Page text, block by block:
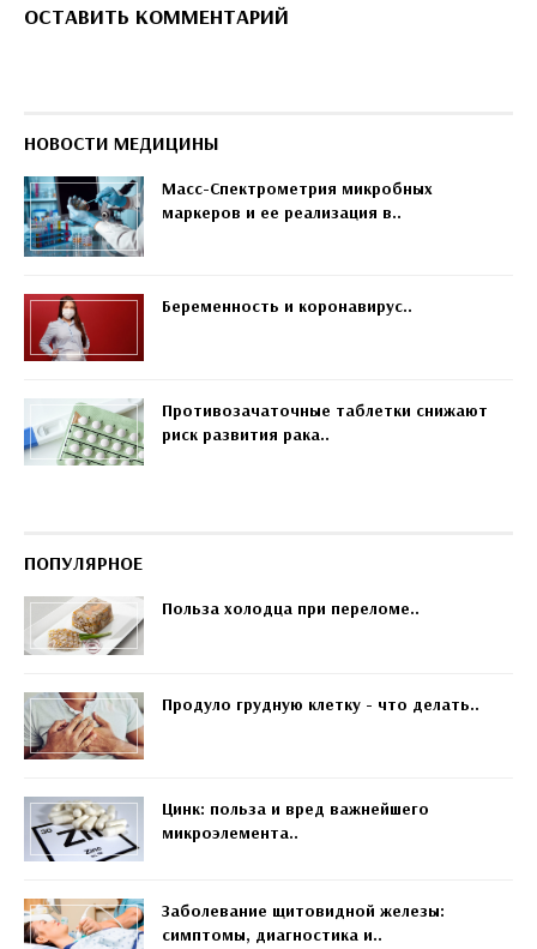
ОСТАВИТЬ КОММЕНТАРИЙ
НОВОСТИ МЕДИЦИНЫ
Масс-Спектрометрия микробных
маркеров и ее реализация в..
Беременность и коронавирус..
Противозачаточные таблетки снижают
риск развития рака..
ПОПУЛЯРНОЕ
Польза холодца при переломе..
Продуло грудную клетку - что делать..
Цинк: польза и вред важнейшего
микроэлемента..
Заболевание щитовидной железы:
симптомы, диагностика и..